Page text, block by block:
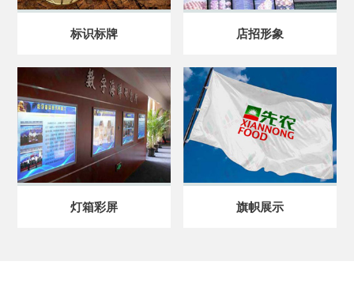
标识标牌 店招形象
灯箱彩屏 旗帜展示